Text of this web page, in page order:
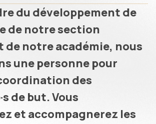
du développement de
de notre section
de notre académie, nous
une personne pour
des
de but. Vous
et accompagnerez les